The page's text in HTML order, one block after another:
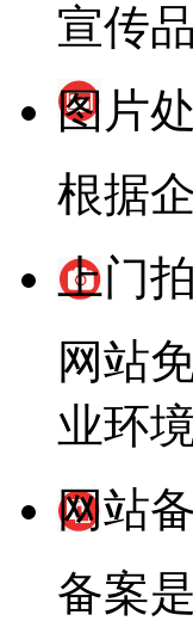
宣传
图片
根据
上门
网站
业环
网站
备案